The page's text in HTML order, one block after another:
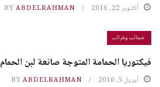
أكتوبر 22, 2016 BY ABDELRAHMAN
عجائب وغرائب
فيكتوريا الحمامة المتوجة صانعة لبن الحمام
أبريل 5, 2016 BY ABDELRAHMAN